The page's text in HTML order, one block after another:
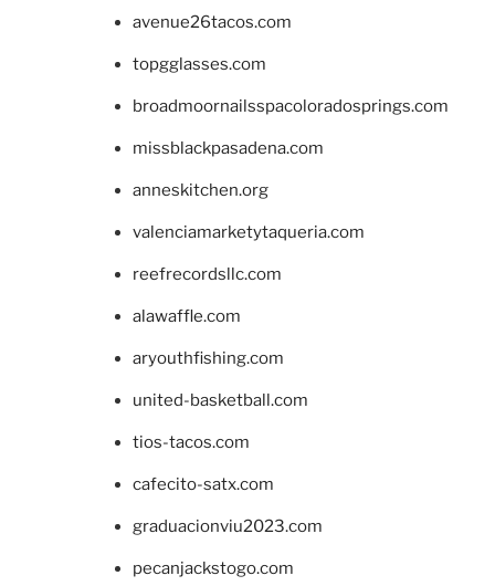
avenue26tacos.com
topgglasses.com
broadmoornailsspacoloradosprings.com
missblackpasadena.com
anneskitchen.org
valenciamarketytaqueria.com
reefrecordsllc.com
alawaffle.com
aryouthfishing.com
united-basketball.com
tios-tacos.com
cafecito-satx.com
graduacionviu2023.com
pecanjackstogo.com